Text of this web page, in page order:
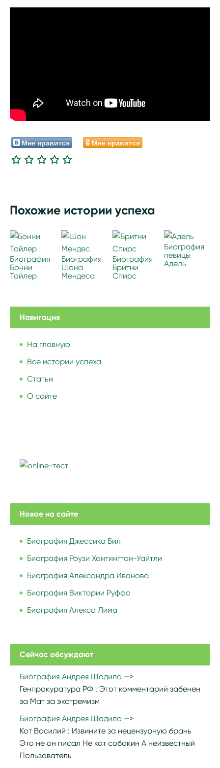
Мне нравится Мне нравится
Похожие истории успеха
Биография
Бонни
Тайлер
Биография
Шона
Мендеса
Биография
Бритни
Спирс
Биография
певицы
Адель
Навигация
На главную
Все истории успеха
Статьи
О сайте
Новое на сайте
Биография Джессика Бил
Биография Роузи Хантингтон-Уайтли
Биография Александра Иванова
Биография Виктории Руффо
Биография Алекса Лима
Сейчас обсуждают
Биография Андрея Щадило
Генпрокуратура РФ : Этот комментарий забенен
за Мат за экстремизм
Биография Андрея Щадило
Кот Василий : Извините за нецензурную брань
Это не он писал Не кот собакин А неизвестный
Пользователь